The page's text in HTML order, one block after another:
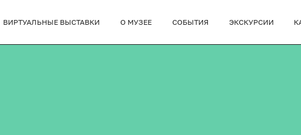
ВИРТУАЛЬНЫЕ ВЫСТАВКИ О МУЗЕЕ СОБЫТИЯ ЭКСКУРСИИ